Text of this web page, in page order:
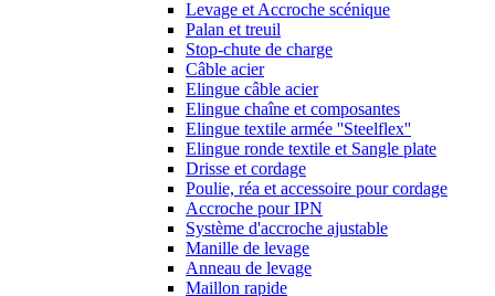
Levage et Accroche scénique
Palan et treuil
Stop-chute de charge
Câble acier
Elingue câble acier
Elingue chaîne et composantes
Elingue textile armée ''Steelflex''
Elingue ronde textile et Sangle plate
Drisse et cordage
Poulie, réa et accessoire pour cordage
Accroche pour IPN
Système d'accroche ajustable
Manille de levage
Anneau de levage
Maillon rapide